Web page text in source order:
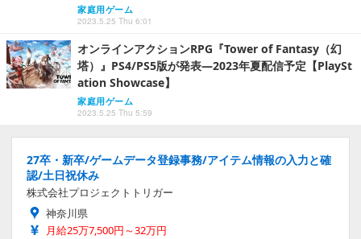
家庭用ゲーム
2023.5.25 Thu 6:01
オンラインアクションRPG『Tower of Fantasy（幻
塔）』PS4/PS5版が発表―2023年夏配信予定【PlaySt
ation Showcase】
家庭用ゲーム
2023.5.25 Thu 5:59
27卒・新卒/ゲームデータ登録事務/アイテム情報の入力と確
認/土日祝休み
株式会社プロジェクトトリガー
神奈川県
月給25万7,500円～32万円